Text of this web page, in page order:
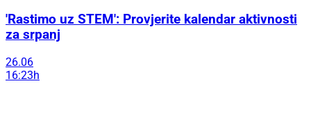
'Rastimo uz STEM': Provjerite kalendar aktivnosti
za srpanj
26.06
16:23h